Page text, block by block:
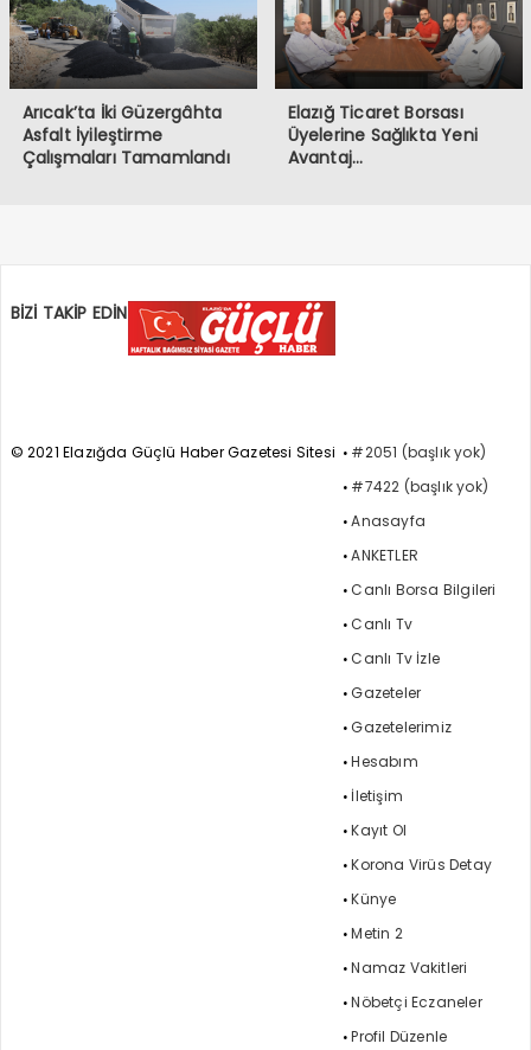
Arıcak’ta İki Güzergâhta
Asfalt İyileştirme
Çalışmaları Tamamlandı
Elazığ Ticaret Borsası
Üyelerine Sağlıkta Yeni
Avantaj…
BİZİ TAKİP EDİN
© 2021 Elazığda Güçlü Haber Gazetesi Sitesi
#2051 (başlık yok)
#7422 (başlık yok)
Anasayfa
ANKETLER
Canlı Borsa Bilgileri
Canlı Tv
Canlı Tv İzle
Gazeteler
Gazetelerimiz
Hesabım
İletişim
Kayıt Ol
Korona Virüs Detay
Künye
Metin 2
Namaz Vakitleri
Nöbetçi Eczaneler
Profil Düzenle